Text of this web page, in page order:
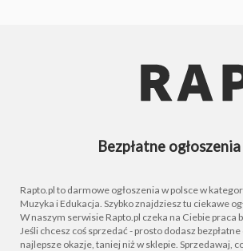
Bezpłatne
Rapto.pl to darmowe ogłoszenia w polsce w
Muzyka i Edukacja. Szybko znajdziesz tu ciekawe
W naszym serwisie Rapto.pl czeka na Ciebie
Jeśli chcesz coś sprzedać - prosto dodasz
najlepsze okazje, taniej niż w sklepie. Sprzedawaj,